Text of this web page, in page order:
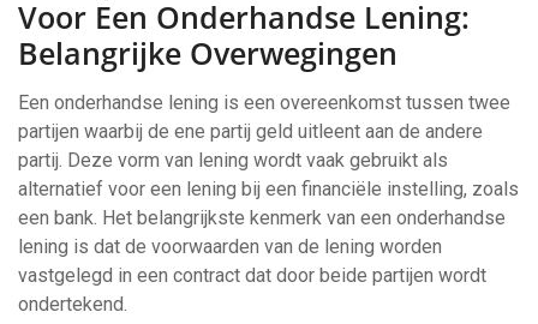
Voor Een Onderhandse Lening:
Belangrijke Overwegingen
Een onderhandse lening is een overeenkomst tussen twee
partijen waarbij de ene partij geld uitleent aan de andere
partij. Deze vorm van lening wordt vaak gebruikt als
alternatief voor een lening bij een financiële instelling, zoals
een bank. Het belangrijkste kenmerk van een onderhandse
lening is dat de voorwaarden van de lening worden
vastgelegd in een contract dat door beide partijen wordt
ondertekend.